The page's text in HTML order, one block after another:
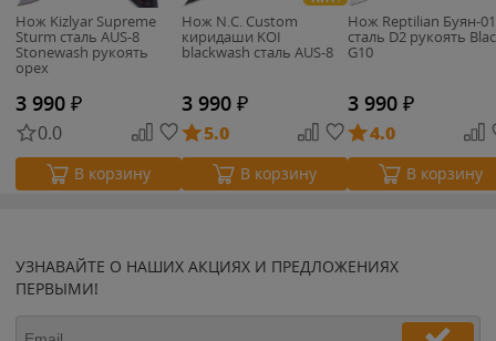
Нож Kizlyar Supreme
Sturm сталь AUS-8
Stonewash рукоять
орех
3 990 ₽
0.0
В корзину
Нож N.C. Custom
киридаши KOI
blackwash сталь AUS-8
3 990 ₽
5.0
В корзину
Нож Reptilian Буян-01
сталь D2 рукоять
G10
3 990 ₽
4.0
В корзину
УЗНАВАЙТЕ О НАШИХ АКЦИЯХ И ПРЕДЛОЖЕНИЯХ
ПЕРВЫМИ!